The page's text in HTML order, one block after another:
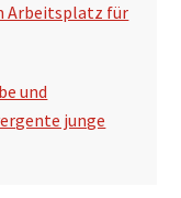
Arbeitsplatz für
und
junge